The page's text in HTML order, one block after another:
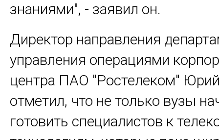
знаниями", - заявил он.
Директор направления
управления операциями
центра ПАО "Ростелеком"
отметил, что не только вузы
готовить специалистов к